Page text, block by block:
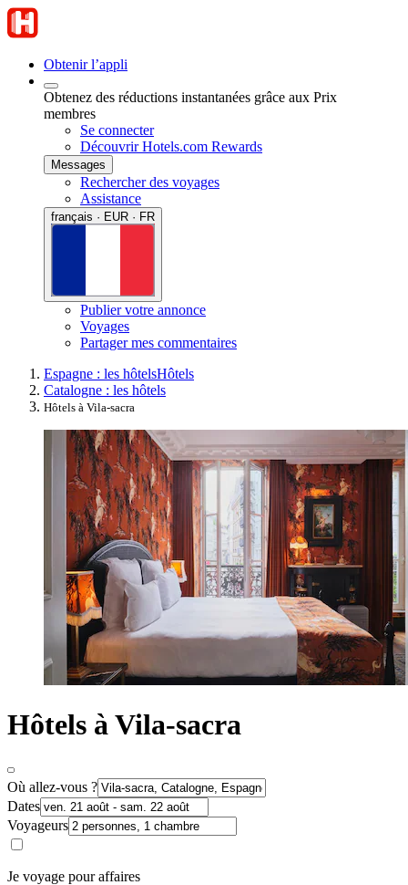
Obtenir l’appli
Obtenez des réductions instantanées grâce aux Prix
membres
Se connecter
Découvrir Hotels.com Rewards
Messages
Rechercher des voyages
Assistance
français · EUR · FR
Publier votre annonce
Voyages
Partager mes commentaires
Espagne : les hôtelsHôtels
Catalogne : les hôtels
Hôtels à Vila-sacra
Hôtels à Vila-sacra
Où allez-vous ?
Dates
Voyageurs
Je voyage pour affaires